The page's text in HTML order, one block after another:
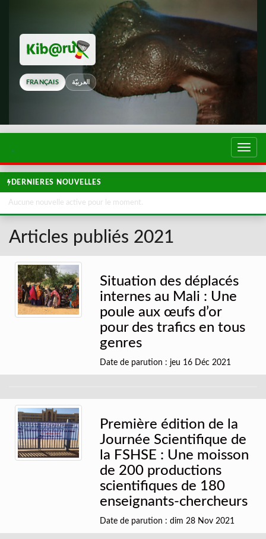
FRANÇAIS العربيّة
DERNIERES NOUVELLES
Aucune nouvelle active pour le moment.
Articles publiés 2021
Situation des déplacés
internes au Mali : Une
poule aux œufs d’or
pour des trafics en tous
genres
Date de parution : jeu 16 Déc 2021
Première édition de la
Journée Scientifique de
la FSHSE : Une moisson
de 200 productions
scientifiques de 180
enseignants-chercheurs
Date de parution : dim 28 Nov 2021